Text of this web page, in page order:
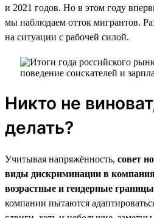
и 2021 годов. Но в этом году
мы наблюдаем отток мигрантов.
на ситуации с рабочей силой.
Никто не
делать?
Учитывая напряжённость, совет
виды дискриминации в
возрастные и гендерные границы
компании пытаются